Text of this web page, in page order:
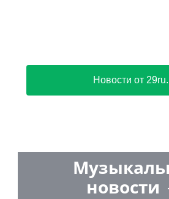
Новости от
новости